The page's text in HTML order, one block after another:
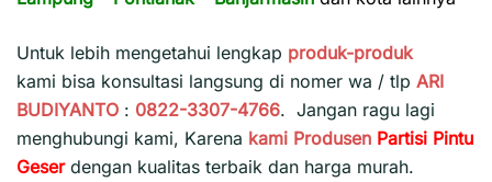
Untuk lebih mengetahui lengkap produk-produk
kami bisa konsultasi langsung di nomer wa / tlp ARI
BUDIYANTO : 0822-3307-4766. Jangan ragu lagi
menghubungi kami, Karena kami Produsen Partisi Pintu
Geser dengan kualitas terbaik dan harga murah.